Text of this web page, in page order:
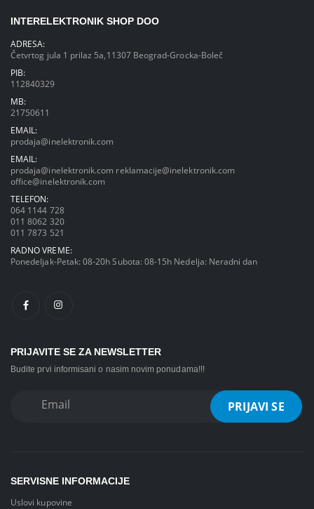
INTERELEKTRONIK SHOP DOO
ADRESA:
Četvrtog jula 1 prilaz 5a,11307 Beograd-Grocka-Boleč
PIB:
112840329
MB:
21750611
EMAIL:
prodaja@inelektronik.com
EMAIL:
prodaja@inelektronik.com reklamacije@inelektronik.com
office@inelektronik.com
TELEFON:
064 1144 728
011 8062 320
011 7873 521
RADNO VREME:
Ponedeljak-Petak: 08-20h Subota: 08-15h Nedelja: Neradni dan
PRIJAVITE SE ZA NEWSLETTER
Budite prvi informisani o nasim novim ponudama!!!
SERVISNE INFORMACIJE
Uslovi kupovine